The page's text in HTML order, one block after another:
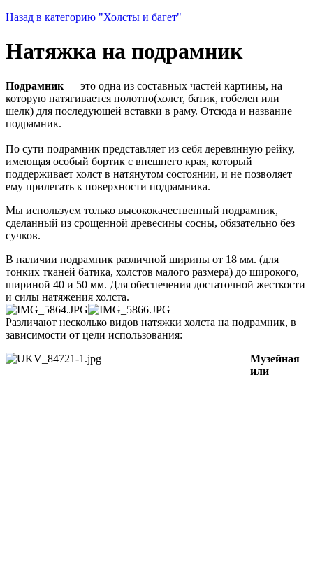
Назад в категорию "Холсты и багет"
Натяжка на подрамник
Подрамник — это одна из составных частей картины, на
которую натягивается полотно(холст, батик, гобелен или
шелк) для последующей вставки в раму. Отсюда и название
подрамник.
По сути подрамник представляет из себя деревянную рейку,
имеющая особый бортик с внешнего края, который
поддерживает холст в натянутом состоянии, и не позволяет
ему прилегать к поверхности подрамника.
Мы используем только высококачественный подрамник,
сделанный из срощенной древесины сосны, обязательно без
сучков.
В наличии подрамник различной ширины от 18 мм. (для
тонких тканей батика, холстов малого размера) до широкого,
шириной 40 и 50 мм. Для обеспечения достаточной жесткости
и силы натяжения холста.
Различают несколько видов натяжки холста на подрамник, в
зависимости от цели использования:
Музейная
или